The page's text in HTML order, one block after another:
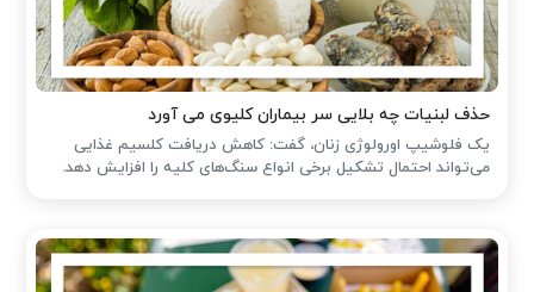
حذف لبنیات چه بلایی سر بیماران کلیوی می آورد
یک فلوشیپ اورولوژی زنان، گفت: کاهش دریافت کلسیم غذایی
می‌تواند احتمال تشکیل برخی انواع سنگ‌های کلیه را افزایش دهد.